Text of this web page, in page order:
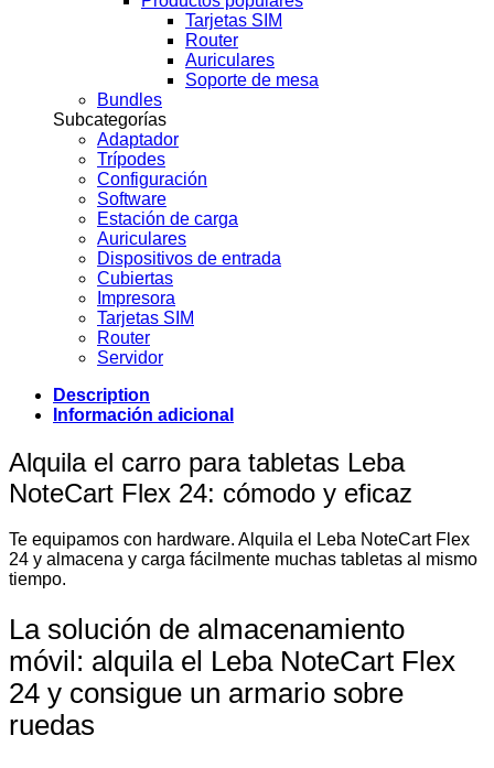
Tarjetas SIM
Router
Auriculares
Soporte de mesa
Bundles
Subcategorías
Adaptador
Trípodes
Configuración
Software
Estación de carga
Auriculares
Dispositivos de entrada
Cubiertas
Impresora
Tarjetas SIM
Router
Servidor
Description
Información adicional
Alquila el carro para tabletas Leba
NoteCart Flex 24: cómodo y eficaz
Te equipamos con hardware. Alquila el Leba NoteCart Flex
24 y almacena y carga fácilmente muchas tabletas al mismo
tiempo.
La solución de almacenamiento
móvil: alquila el Leba NoteCart Flex
24 y consigue un armario sobre
ruedas